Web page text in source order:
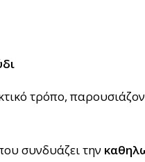
τρόπο,
συνδυάζει την